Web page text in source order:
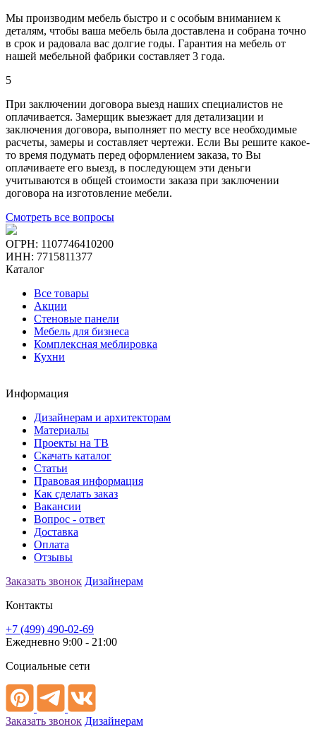
Мы производим мебель быстро и с особым вниманием к
деталям, чтобы ваша мебель была доставлена и собрана точно
в срок и радовала вас долгие годы. Гарантия на мебель от
нашей мебельной фабрики составляет 3 года.
5
При заключении договора выезд наших специалистов не
оплачивается. Замерщик выезжает для детализации и
заключения договора, выполняет по месту все необходимые
расчеты, замеры и составляет чертежи. Если Вы решите какое-
то время подумать перед оформлением заказа, то Вы
оплачиваете его выезд, в последующем эти деньги
учитываются в общей стоимости заказа при заключении
договора на изготовление мебели.
Смотреть все вопросы
ОГРН: 1107746410200
ИНН: 7715811377
Каталог
Все товары
Акции
Стеновые панели
Мебель для бизнеса
Комплексная меблировка
Кухни
Информация
Дизайнерам и архитекторам
Материалы
Проекты на ТВ
Скачать каталог
Статьи
Правовая информация
Как сделать заказ
Вакансии
Вопрос - ответ
Доставка
Оплата
Отзывы
Заказать звонок Дизайнерам
Контакты
+7 (499) 490-02-69
Ежедневно 9:00 - 21:00
Социальные сети
Заказать звонок Дизайнерам